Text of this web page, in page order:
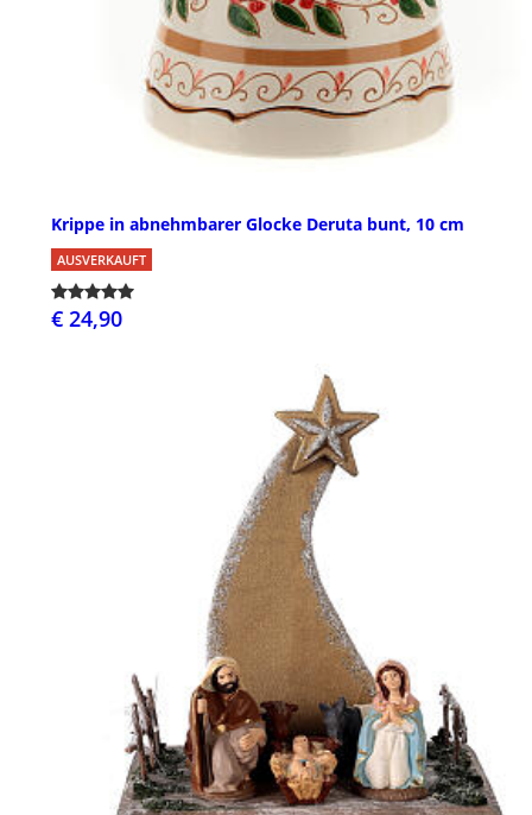
Krippe in abnehmbarer Glocke Deruta bunt, 10 cm
AUSVERKAUFT
€ 24,90